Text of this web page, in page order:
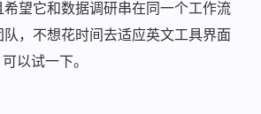
望它和数据调研串在同一个工作流
，不想花时间去适应英文工具界面
以试一下。